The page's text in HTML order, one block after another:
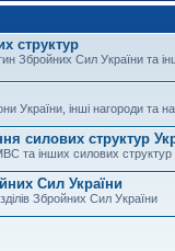
структур
Збройних Сил України та
України, інші нагороди та
силових структур
та інших силових структур
Сил України
Збройних Сил України